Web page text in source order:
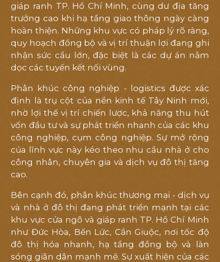
giáp ranh TP. Hồ Chí Minh, cùng dư địa tăng
trưởng cao khi hạ tầng giao thông ngày càng
hoàn thiện. Những khu vực có pháp lý rõ ràng,
quy hoạch đồng bộ và vị trí thuận lợi đang ghi
nhận sức cầu lớn, đặc biệt là các dự án nằm
dọc các tuyến kết nối vùng.
Phân khúc công nghiệp - logistics được xác
định là trụ cột của nền kinh tế Tây Ninh mới,
nhờ lợi thế vị trí chiến lược, khả năng thu hút
vốn đầu tư và sự phát triển nhanh của các khu
công nghiệp, cụm công nghiệp. Sự mở rộng
của lĩnh vực này kéo theo nhu cầu nhà ở cho
công nhân, chuyên gia và dịch vụ đô thị tăng
cao.
Bên cạnh đó, phân khúc thương mại - dịch vụ
và nhà ở đô thị đang phát triển mạnh tại các
khu vực cửa ngõ và giáp ranh TP. Hồ Chí Minh
như Đức Hòa, Bến Lức, Cần Giuộc, nơi tốc độ
đô thị hóa nhanh, hạ tầng đồng bộ và làn
sóng giãn dân mạnh mẽ. Sự xuất hiện của các